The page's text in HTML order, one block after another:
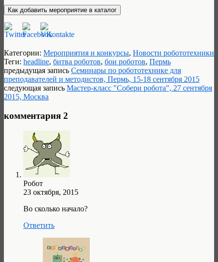
Категории: Мероприятия и конкурсы, Новости робототехники
Теги: headline, битва роботов, бои роботов, Пермь
предыдущая запись Семинары по робототехнике для
преподавателей и методистов, Пермь, 15-18 сентября 2015
следующая запись Мастер-класс "Собери робота", 27 сентября
2015, Москва
комментария 2
Робот
23 октября, 2015
Во сколько начало?
Ответить